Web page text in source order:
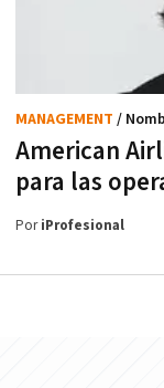
American
para las
MANAGEMENT /
PoriProfesional